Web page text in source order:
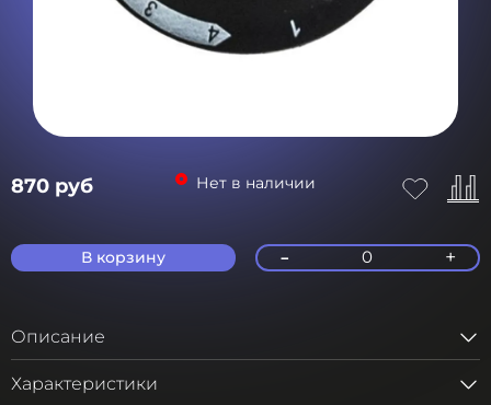
870 руб Нет в наличии
В корзину - 0 +
Описание
Характеристики